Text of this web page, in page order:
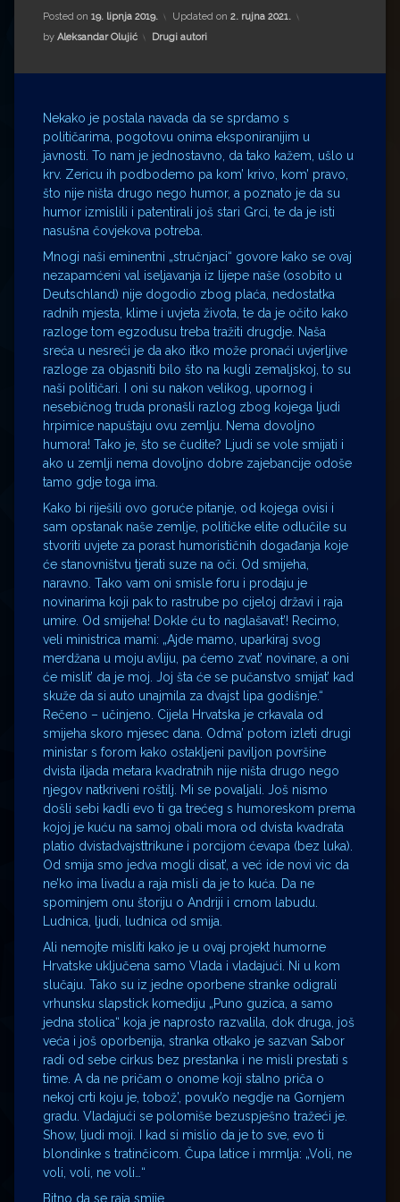
Drugi autori
Drugi autori
Ljiljana Lekanić-Kljaić
Željko Krznarić
Mario Lovreković
Miroslav Šantek
Posted on 19. lipnja 2019. Updated on 2. rujna 2021.
by Aleksandar Olujić Kategorije:
Drugi autori
Nekako je postala navada da se sprdamo s
političarima, pogotovu onima eksponiranijim u
javnosti. To nam je jednostavno, da tako kažem, ušlo u
krv. Zericu ih podbodemo pa kom’ krivo, kom’ pravo,
što nije ništa drugo nego humor, a poznato je da su
humor izmislili i patentirali još stari Grci, te da je isti
nasušna čovjekova potreba.
Mnogi naši eminentni „stručnjaci“ govore kako se ovaj
nezapamćeni val iseljavanja iz lijepe naše (osobito u
Deutschland) nije dogodio zbog plaća, nedostatka
radnih mjesta, klime i uvjeta života, te da je očito kako
razloge tom egzodusu treba tražiti drugdje. Naša
sreća u nesreći je da ako itko može pronaći uvjerljive
razloge za objasniti bilo što na kugli zemaljskoj, to su
naši političari. I oni su nakon velikog, upornog i
nesebičnog truda pronašli razlog zbog kojega ljudi
hrpimice napuštaju ovu zemlju. Nema dovoljno
humora! Tako je, što se čudite? Ljudi se vole smijati i
ako u zemlji nema dovoljno dobre zajebancije odoše
tamo gdje toga ima.
Kako bi riješili ovo goruće pitanje, od kojega ovisi i
sam opstanak naše zemlje, političke elite odlučile su
stvoriti uvjete za porast humorističnih događanja koje
će stanovništvu tjerati suze na oči. Od smijeha,
naravno. Tako vam oni smisle foru i prodaju je
novinarima koji pak to rastrube po cijeloj državi i raja
umire. Od smijeha! Dokle ću to naglašavat’! Recimo,
veli ministrica mami: „Ajde mamo, uparkiraj svog
merdžana u moju avliju, pa ćemo zvat’ novinare, a oni
će mislit’ da je moj. Joj šta će se pučanstvo smijat’ kad
skuže da si auto unajmila za dvajst lipa godišnje.“
Rečeno – učinjeno. Cijela Hrvatska je crkavala od
smijeha skoro mjesec dana. Odma’ potom izleti drugi
ministar s forom kako ostakljeni paviljon površine
dvista iljada metara kvadratnih nije ništa drugo nego
njegov natkriveni roštilj. Mi se povaljali. Još nismo
došli sebi kadli evo ti ga trećeg s humoreskom prema
kojoj je kuću na samoj obali mora od dvista kvadrata
platio dvistadvajsttrikune i porcijom ćevapa (bez luka).
Od smija smo jedva mogli disat’, a već ide novi vic da
ne’ko ima livadu a raja misli da je to kuća. Da ne
spominjem onu štoriju o Andriji i crnom labudu.
Ludnica, ljudi, ludnica od smija.
Ali nemojte misliti kako je u ovaj projekt humorne
Hrvatske uključena samo Vlada i vladajući. Ni u kom
slučaju. Tako su iz jedne oporbene stranke odigrali
vrhunsku slapstick komediju „Puno guzica, a samo
jedna stolica“ koja je naprosto razvalila, dok druga, još
veća i još oporbenija, stranka otkako je sazvan Sabor
radi od sebe cirkus bez prestanka i ne misli prestati s
time. A da ne pričam o onome koji stalno priča o
nekoj crti koju je, tobož’, povuk’o negdje na Gornjem
gradu. Vladajući se polomiše bezuspješno tražeći je.
Show, ljudi moji. I kad si mislio da je to sve, evo ti
blondinke s tratinčicom. Čupa latice i mrmlja: „Voli, ne
voli, voli, ne voli…“
Bitno da se raja smije.